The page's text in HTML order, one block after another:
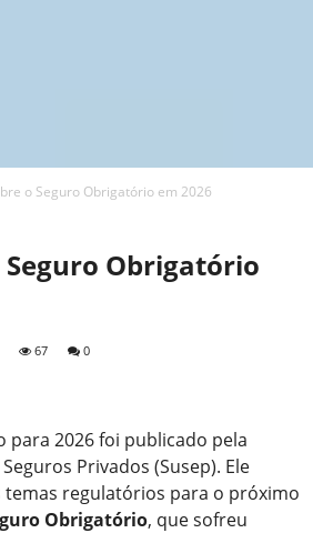
o Seguro Obrigatório em 2026
Obrigatório
67 0
para 2026 foi publicado pela
Privados (Susep). Ele
temas regulatórios para o próximo
Obrigatório, que sofreu